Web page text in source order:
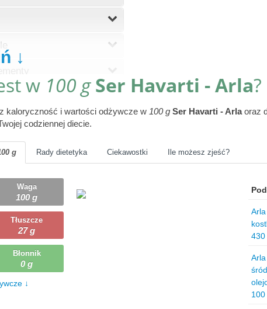
ciasta
↓
w 100 g Ser Havarti - Arla?
kaloryczność i wartości odżywcze w 100 g Ser Havarti - Arlaoraz
codziennej diecie.
g Rady dietetyka Ciekawostki Ile możesz zjeść?
Waga
100 g
Tłuszcze
27 g
Błonnik
0 g
↓
Arla
430
100